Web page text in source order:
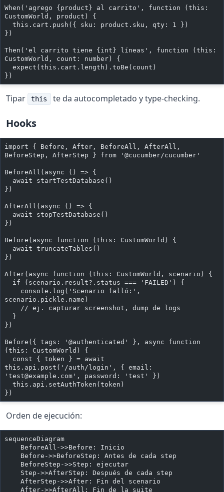
When('agrego {product} al carrito', function (this:
CustomWorld, product) {
  this.cart.push({ sku: product.sku, qty: 1 })
})
Then('el carrito tiene {int} líneas', function (this:
CustomWorld, count: number) {
  expect(this.cart.length).toBe(count)
})
Tipar this te da autocompletado y type-checking.
Hooks
import { Before, After, BeforeAll, AfterAll,
BeforeStep, AfterStep } from '@cucumber/cucumber'
BeforeAll(async () => {
  await startTestDatabase()
})
AfterAll(async () => {
  await stopTestDatabase()
})
Before(async function (this: CustomWorld) {
  await truncateTables()
})
After(async function (this: CustomWorld, scenario) {
  if (scenario.result?.status === 'FAILED') {
scenario.pickle.name)
    // ej. capturar screenshot, dump de logs
  }
})
Before({ tags: '@authenticated' }, async function
(this: CustomWorld) {
this.api.post('/auth/login', { email:
' test@example.com ', password: 'test' })
  this.api.setAuthToken(token)
})
Orden de ejecución:
sequenceDiagram
    BeforeAll->>Before: Inicio
    Before->>BeforeStep: Antes de cada step
    BeforeStep->>Step: ejecutar
    Step->>AfterStep: Después de cada step
    AfterStep->>After: Fin del scenario
    After->>AfterAll: Fin de la suite